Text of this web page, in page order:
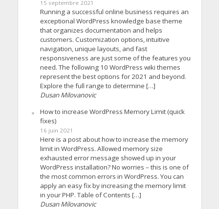
15 septembre 2021
Running a successful online business requires an
exceptional WordPress knowledge base theme
that organizes documentation and helps
customers. Customization options, intuitive
navigation, unique layouts, and fast
responsiveness are just some of the features you
need. The following 10 WordPress wiki themes
represent the best options for 2021 and beyond.
Explore the full range to determine […]
Dusan Milovanovic
How to increase WordPress Memory Limit (quick
fixes)
16 juin 2021
Here is a post about how to increase the memory
limit in WordPress. Allowed memory size
exhausted error message showed up in your
WordPress installation? No worries – this is one of
the most common errors in WordPress. You can
apply an easy fix by increasing the memory limit
in your PHP. Table of Contents […]
Dusan Milovanovic